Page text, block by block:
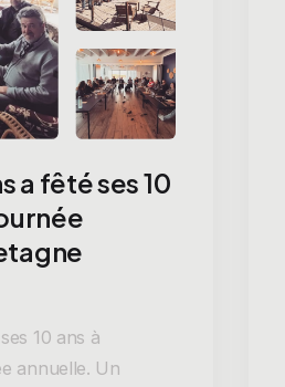
a fêté ses 10
10 ans à
annuelle. Un